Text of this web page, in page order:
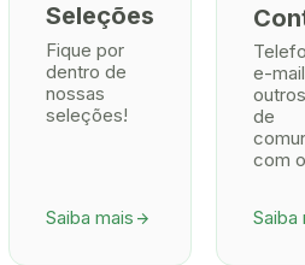
Seleções
Fique por
dentro de
nossas
seleções!
Saiba mais arrow_forward
e-
de
com
Saiba